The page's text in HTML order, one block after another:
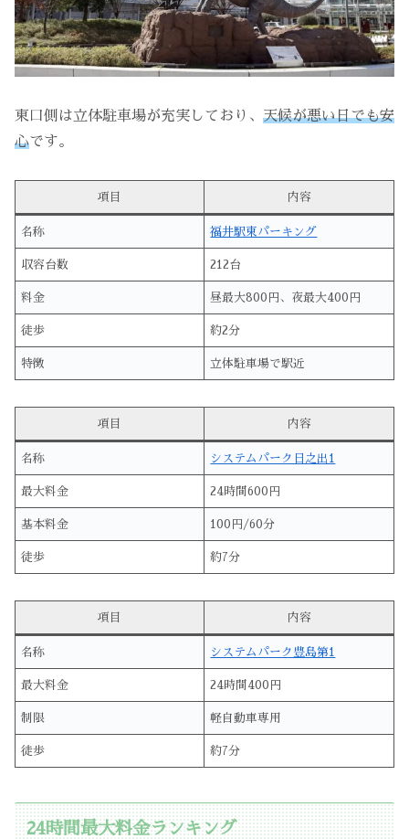
東口側は立体駐車場が充実しており、 天候が悪い日でも安
心です。
項目 内容
名称 福井駅東パーキング
収容台数 212台
料金 昼最大800円、夜最大400円
徒歩 約2分
特徴 立体駐車場で駅近
項目 内容
名称 システムパーク日之出1
最大料金 24時間600円
基本料金 100円/60分
徒歩 約7分
項目 内容
名称 システムパーク豊島第1
最大料金 24時間400円
制限 軽自動車専用
徒歩 約7分
24時間最大料金ランキング